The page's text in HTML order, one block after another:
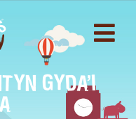
GYDA’I